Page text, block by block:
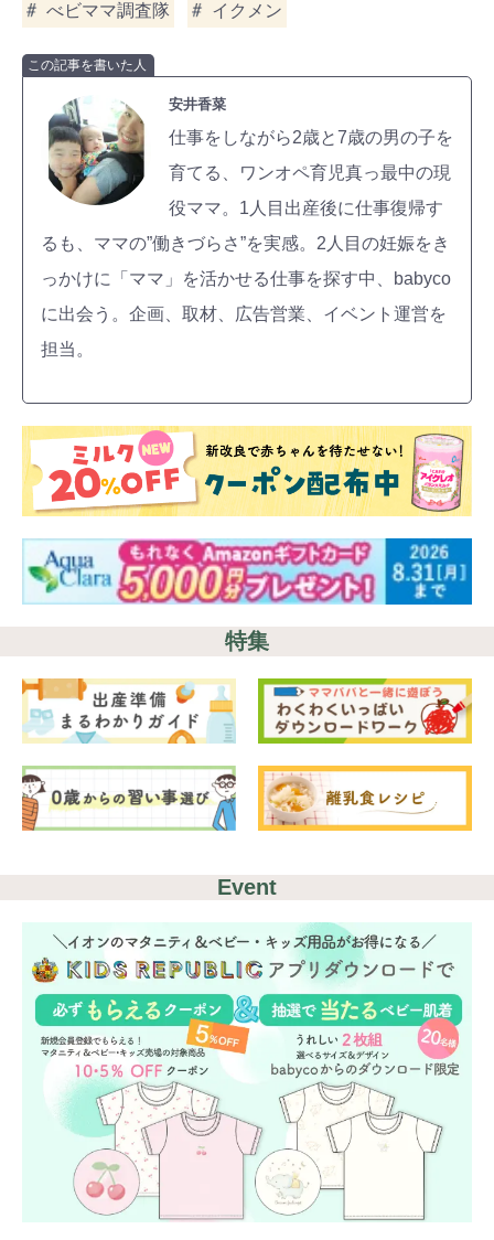
べビママ調査隊 イクメン
この記事を書いた人
安井香菜
仕事をしながら2歳と7歳の男の子を
育てる、ワンオペ育児真っ最中の現
役ママ。1人目出産後に仕事復帰す
るも、ママの”働きづらさ”を実感。2人目の妊娠をき
っかけに「ママ」を活かせる仕事を探す中、babyco
に出会う。企画、取材、広告営業、イベント運営を
担当。
特集
Event